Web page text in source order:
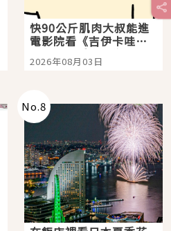
快90公斤肌肉大叔能進
電影院看《吉伊卡哇》
嗎？日本重金屬樂團
「打首」會長與nagano
2026年08月03日
No.8